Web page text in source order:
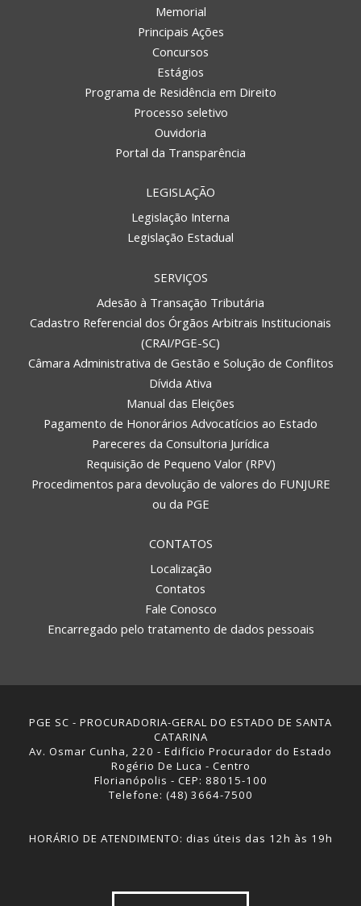
Memorial
Principais Ações
Concursos
Estágios
Programa de Residência em Direito
Processo seletivo
Ouvidoria
Portal da Transparência
LEGISLAÇÃO
Legislação Interna
Legislação Estadual
SERVIÇOS
Adesão à Transação Tributária
Cadastro Referencial dos Órgãos Arbitrais Institucionais
(CRAI/PGE-SC)
Câmara Administrativa de Gestão e Solução de Conflitos
Dívida Ativa
Manual das Eleições
Pagamento de Honorários Advocatícios ao Estado
Pareceres da Consultoria Jurídica
Requisição de Pequeno Valor (RPV)
Procedimentos para devolução de valores do FUNJURE
ou da PGE
CONTATOS
Localização
Contatos
Fale Conosco
Encarregado pelo tratamento de dados pessoais
PGE SC - PROCURADORIA-GERAL DO ESTADO DE SANTA
CATARINA
Av. Osmar Cunha, 220 - Edifício Procurador do Estado
Rogério De Luca - Centro
Florianópolis - CEP: 88015-100
Telefone: (48) 3664-7500
HORÁRIO DE ATENDIMENTO: dias úteis das 12h às 19h